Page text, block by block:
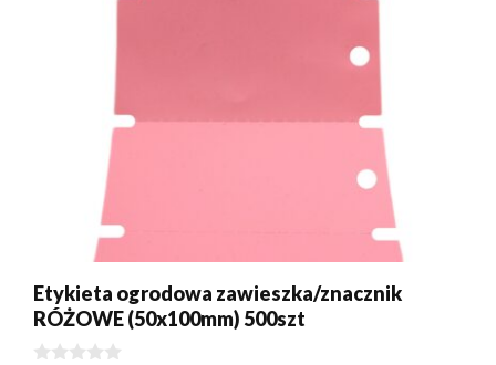
Etykieta ogrodowa zawieszka/znacznik
RÓŻOWE (50x100mm) 500szt